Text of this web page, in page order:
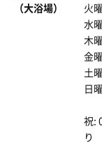
（大浴場）
火
水
木
金
土
日
祝:
り